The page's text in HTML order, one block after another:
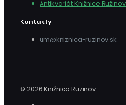
Antikvariát Knižnice Ružinov
Kontakty
um@kniznica-ruzinov.sk
© 2026 Knižnica Ruzinov